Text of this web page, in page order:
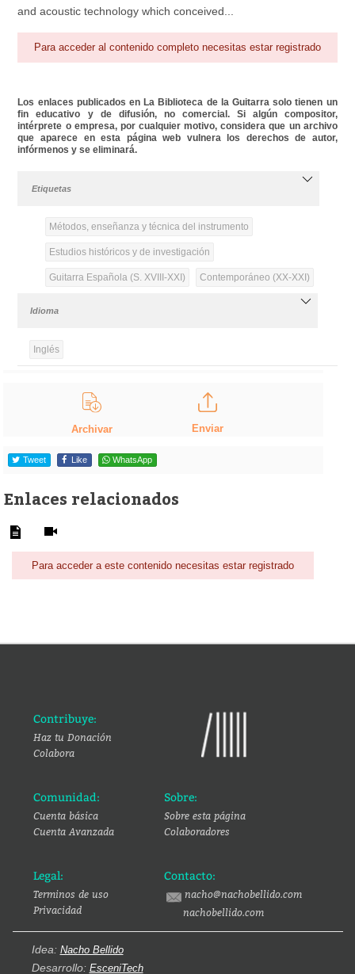
and acoustic technology which conceived...
Para acceder al contenido completo necesitas estar registrado
Los enlaces publicados en La Biblioteca de la Guitarra solo tienen un
fin educativo y de difusión, no comercial. Si algún compositor,
intérprete o empresa, por cualquier motivo, considera que un archivo
que aparece en esta página web vulnera los derechos de autor,
infórmenos y se eliminará.
Etiquetas
Métodos, enseñanza y técnica del instrumento
Estudios históricos y de investigación
Guitarra Española (S. XVIII-XXI) Contemporáneo (XX-XXI)
Idioma
Inglés
Archivar Enviar
Tweet Like WhatsApp
Enlaces relacionados
Para acceder a este contenido necesitas estar registrado
Contribuye:
Haz tu Donación
Colabora
Comunidad:
Cuenta básica
Cuenta Avanzada
Sobre:
Sobre esta página
Colaboradores
Legal:
Terminos de uso
Privacidad
Contacto:
nacho@nachobellido.com
nachobellido.com
Idea: Nacho Bellido
Desarrollo: EsceniTech